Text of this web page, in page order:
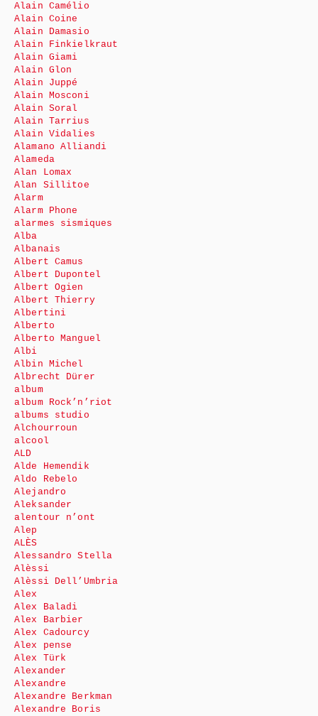
Alain Camélio
Alain Coine
Alain Damasio
Alain Finkielkraut
Alain Giami
Alain Glon
Alain Juppé
Alain Mosconi
Alain Soral
Alain Tarrius
Alain Vidalies
Alamano Alliandi
Alameda
Alan Lomax
Alan Sillitoe
Alarm
Alarm Phone
alarmes sismiques
Alba
Albanais
Albert Camus
Albert Dupontel
Albert Ogien
Albert Thierry
Albertini
Alberto
Alberto Manguel
Albi
Albin Michel
Albrecht Dürer
album
album Rock’n’riot
albums studio
Alchourroun
alcool
ALD
Alde Hemendik
Aldo Rebelo
Alejandro
Aleksander
alentour n’ont
Alep
ALÈS
Alessandro Stella
Alèssi
Alèssi Dell’Umbria
Alex
Alex Baladi
Alex Barbier
Alex Cadourcy
Alex pense
Alex Türk
Alexander
Alexandre
Alexandre Berkman
Alexandre Boris